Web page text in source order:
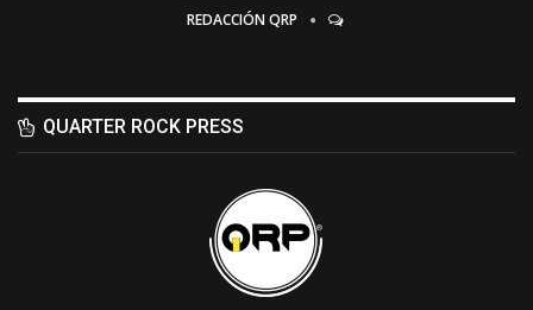
REDACCIÓN QRP
QUARTER ROCK PRESS